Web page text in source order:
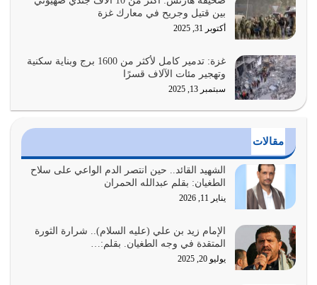
عندما يكون عدوك هو عدو الله معناه أن تكون نقاط الضعف
فيه كثيرة وسينصرك الله عليه إذا…
يوليو 26, 2026
أراد الله لهذه الأمة ان تكون خير امة أخرجت للناس بالنهوض
الدين الذي شرعه الله لا يجوز أن يخضع لآرائنا وأهوائنا
واجتهاداتنا لأننا سنختلف ونتفرق
يوليو 24, 2026
أمة عاجزة عن النهوض…
يوليو 23, 2026
بين قتيل وجريح في معارك غزة
أكتوبر 31, 2025
غزة: تدمير كامل لأكثر من 1600 برج وبناية سكنية
وتهجير مئات الآلاف قسرًا
سبتمبر 13, 2025
مقالات
الشهيد القائد.. حين انتصر الدم الواعي على سلاح
الطغيان: بقلم عبدالله الحمران
يناير 11, 2026
الإمام زيد بن علي (عليه السلام).. شرارة الثورة
المتقدة في وجه الطغيان. بقلم:…
يوليو 20, 2025